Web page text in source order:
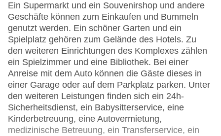
Ein Supermarkt und ein Souvenirshop und andere
Geschäfte können zum Einkaufen und Bummeln
genutzt werden. Ein schöner Garten und ein
Spielplatz gehören zum Gelände des Hotels. Zu
den weiteren Einrichtungen des Komplexes zählen
ein Spielzimmer und eine Bibliothek. Bei einer
Anreise mit dem Auto können die Gäste dieses in
einer Garage oder auf dem Parkplatz parken. Unter
den weiteren Leistungen finden sich ein 24h-
Sicherheitsdienst, ein Babysitterservice, eine
Kinderbetreuung, eine Autovermietung,
medizinische Betreuung, ein Transferservice, ein